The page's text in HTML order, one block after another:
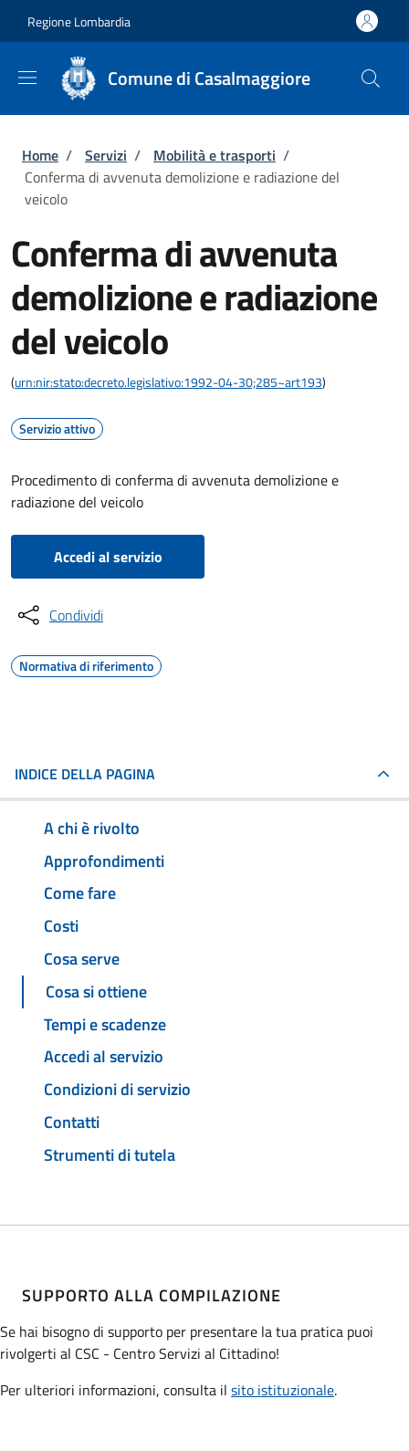
Regione Lombardia
Comune di Casalmaggiore
Briciole di pane
Home / Servizi / Mobilità e trasporti /
Conferma di avvenuta demolizione e radiazione del
veicolo
Conferma di avvenuta
demolizione e radiazione
del veicolo
(urn:nir:stato:decreto.legislativo:1992-04-30;285~art193)
Servizio attivo
Procedimento di conferma di avvenuta demolizione e
radiazione del veicolo
Accedi al servizio
Condividi
Normativa di riferimento
INDICE DELLA PAGINA
A chi è rivolto
Approfondimenti
Come fare
Costi
Cosa serve
Cosa si ottiene
Tempi e scadenze
Accedi al servizio
Condizioni di servizio
Contatti
Strumenti di tutela
SUPPORTO ALLA COMPILAZIONE
Se hai bisogno di supporto per presentare la tua pratica puoi
rivolgerti al CSC - Centro Servizi al Cittadino!
Per ulteriori informazioni, consulta il sito istituzionale.